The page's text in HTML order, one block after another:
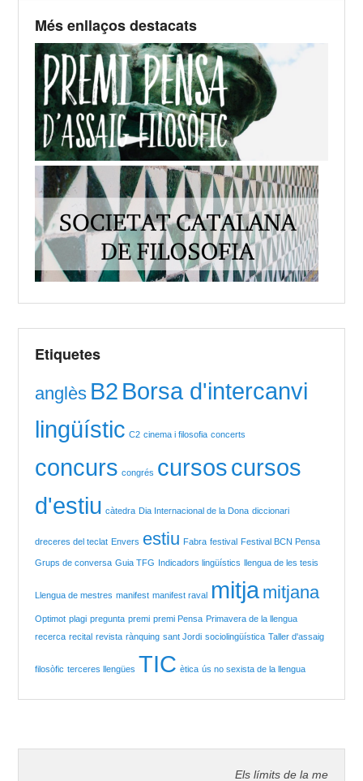
Més enllaços destacats
Etiquetes
anglès B2 Borsa d'intercanvi
lingüístic C2 cinema i filosofia concerts
concurs congrés cursoscursos
d'estiu càtedra Dia Internacional de la Dona diccionari
dreceres del teclat Envers estiu Fabra festival Festival BCN Pensa
Grups de conversa Guia TFG Indicadors lingüístics llengua de les tesis
Llengua de mestres manifest manifest raval mitja mitjana
Optimot plagi pregunta premi premi Pensa Primavera de la llengua
recerca recital revista rànquing sant Jordi sociolingüística Taller d'assaig
filosòfic terceres llengües TIC ètica ús no sexista de la llengua
Els límits de la meva